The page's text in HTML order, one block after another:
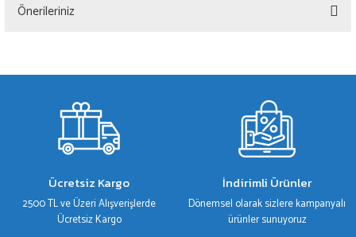
Önerileriniz
gördüğünüz noktaları öneri formunu kullanarak tarafımıza iletebilirsiniz.
Ürün resmi kalitesiz, bozuk veya görüntülenemiyor.
Ürün açıklamasında eksik bilgiler bulunuyor.
Ürün fiyatı diğer sitelerden daha pahalı.
Bu ürüne benzer farklı alternatifler olmalı.
Ücretsiz Kargo
2500 TL ve Üzeri Alışverişlerde
Ücretsiz Kargo
İndirimli Ürünler
Dönemsel olarak sizlere kampanyalı
ürünler sunuyoruz